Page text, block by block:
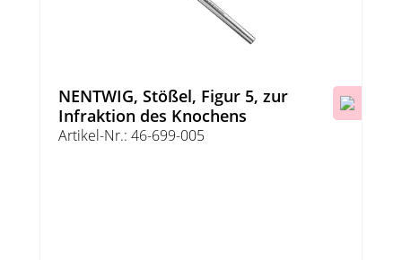
NENTWIG, Stößel, Figur 5, zur
Infraktion des Knochens
Artikel-Nr.: 46-699-005